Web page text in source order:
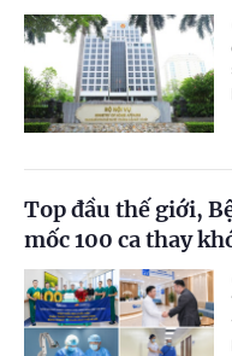
Top đầu thế giới,
mốc 100 ca thay